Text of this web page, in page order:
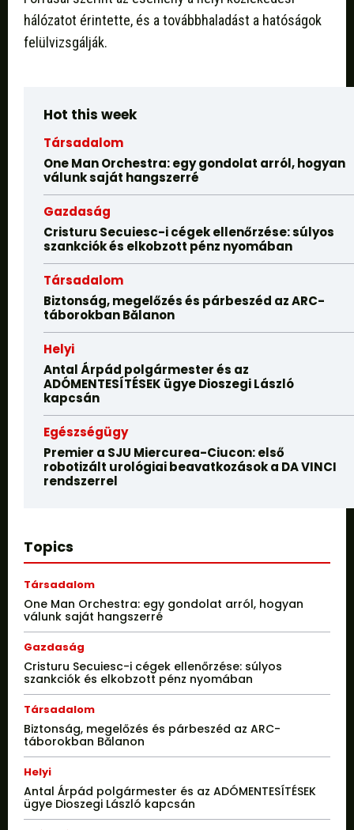
hálózatot érintette, és a továbbhaladást a hatóságok
felülvizsgálják.
Hot this week
Társadalom
One Man Orchestra: egy gondolat arról, hogyan
válunk saját hangszerré
Gazdaság
Cristuru Secuiesc-i cégek ellenőrzése: súlyos
szankciók és elkobzott pénz nyomában
Társadalom
Biztonság, megelőzés és párbeszéd az ARC-
táborokban Bălanon
Helyi
Antal Árpád polgármester és az
ADÓMENTESÍTÉSEK ügye Dioszegi László
kapcsán
Egészségügy
Premier a SJU Miercurea-Ciucon: első
robotizált urológiai beavatkozások a DA VINCI
rendszerrel
Topics
Társadalom
One Man Orchestra: egy gondolat arról, hogyan
válunk saját hangszerré
Gazdaság
Cristuru Secuiesc-i cégek ellenőrzése: súlyos
szankciók és elkobzott pénz nyomában
Társadalom
Biztonság, megelőzés és párbeszéd az ARC-
táborokban Bălanon
Helyi
Antal Árpád polgármester és az ADÓMENTESÍTÉSEK
ügye Dioszegi László kapcsán